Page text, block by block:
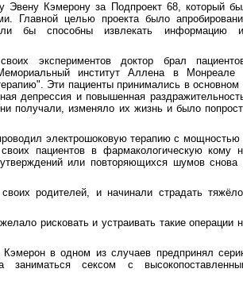
Кэмерону за Подпроект 68, который
Главной целью проекта было
бы способны извлекать информацию
экспериментов доктор брал
институт Аллена в Монреале
Эти пациенты принимались в основном
депрессия и повышенная
получали, изменяло их жизнь и было
электрошоковую терапию с мощностью
пациентов в фармакологическую кому
или повторяющихся шумов снова
родителей, и начинали страдать
рисковать и устраивать такие операции
в одном из случаев предпринял
сексом с